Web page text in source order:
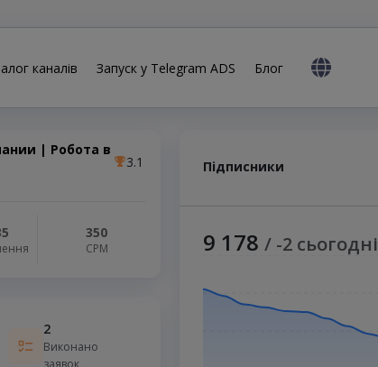
каналів Запуск у Telegram ADS Блог
| Робота в
3.1
350
СРМ
2
Виконано
Підписники
9 178 / -2 сьогодні